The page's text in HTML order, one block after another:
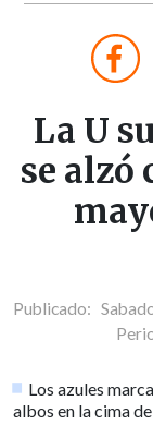
La U
se alzó
Publicado:
Los azules
albos en la cima